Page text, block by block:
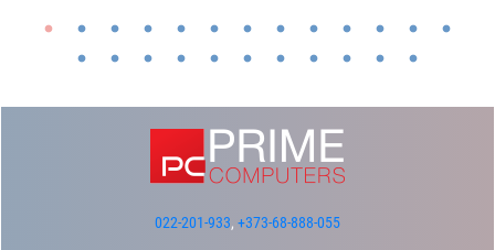
022-201-933, +373-68-888-055